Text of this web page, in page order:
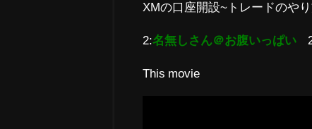
XMの口座開設~トレードのや
2:名無しさん＠お腹いっぱい
This movie